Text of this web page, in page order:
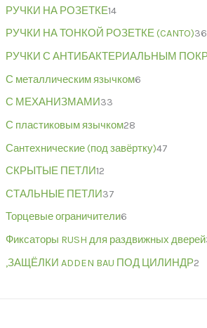
РУЧКИ НА РОЗЕТКЕ14
РУЧКИ НА ТОНКОЙ РОЗЕТКЕ (CANTO)36
РУЧКИ С АНТИБАКТЕРИАЛЬНЫМ
С металлическим язычком6
С МЕХАНИЗМАМИ33
С пластиковым язычком28
Сантехнические (под завёртку)47
СКРЫТЫЕ ПЕТЛИ12
СТАЛЬНЫЕ ПЕТЛИ37
Торцевые ограничители6
Фиксаторы RUSH для раздвижных дверей
,ЗАЩЁЛКИ ADDEN BAU ПОД ЦИЛИНДР2